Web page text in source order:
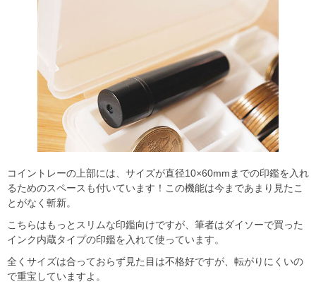
コイントレーの上部には、サイズが直径10×60mmまでの印鑑を入れ
るためのスペースも付いています！この機能は今まであまり見たこ
とがなく斬新。
こちらはもっとスリムな印鑑向けですが、筆者はダイソーで買った
インク内蔵タイプの印鑑を入れて使っています。
全くサイズは合っておらず見た目は不格好ですが、転がりにくいの
で重宝していますよ。